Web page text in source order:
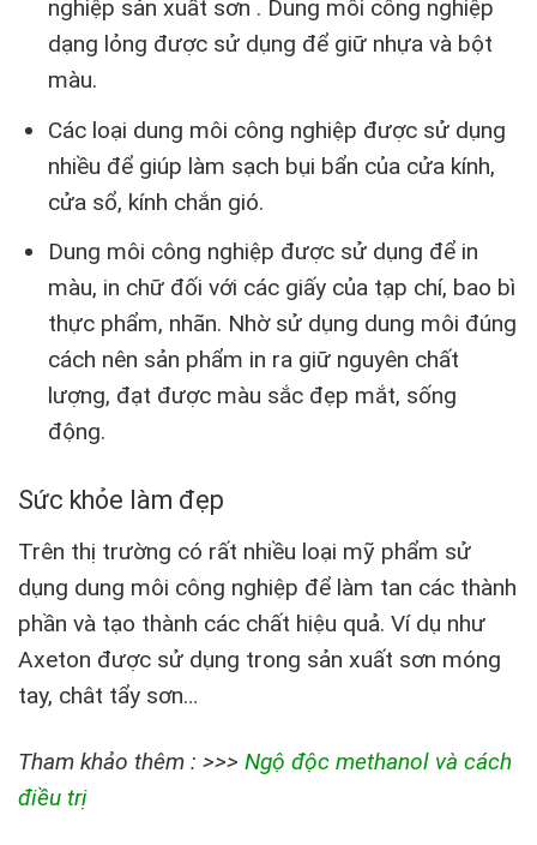
nghiệp sản xuất sơn . Dung môi công nghiệp
dạng lỏng được sử dụng để giữ nhựa và bột
màu.
Các loại dung môi công nghiệp được sử dụng
nhiều để giúp làm sạch bụi bẩn của cửa kính,
cửa sổ, kính chắn gió.
Dung môi công nghiệp được sử dụng để in
màu, in chữ đối với các giấy của tạp chí, bao bì
thực phẩm, nhãn. Nhờ sử dụng dung môi đúng
cách nên sản phẩm in ra giữ nguyên chất
lượng, đạt được màu sắc đẹp mắt, sống
động.
Sức khỏe làm đẹp
Trên thị trường có rất nhiều loại mỹ phẩm sử
dụng dung môi công nghiệp để làm tan các thành
phần và tạo thành các chất hiệu quả. Ví dụ như
Axeton được sử dụng trong sản xuất sơn móng
tay, chât tẩy sơn…
Tham khảo thêm : >>> Ngộ độc methanol và cách
điều trị